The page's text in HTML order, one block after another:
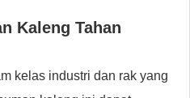
Kaleng Tahan
kelas industri dan rak yang